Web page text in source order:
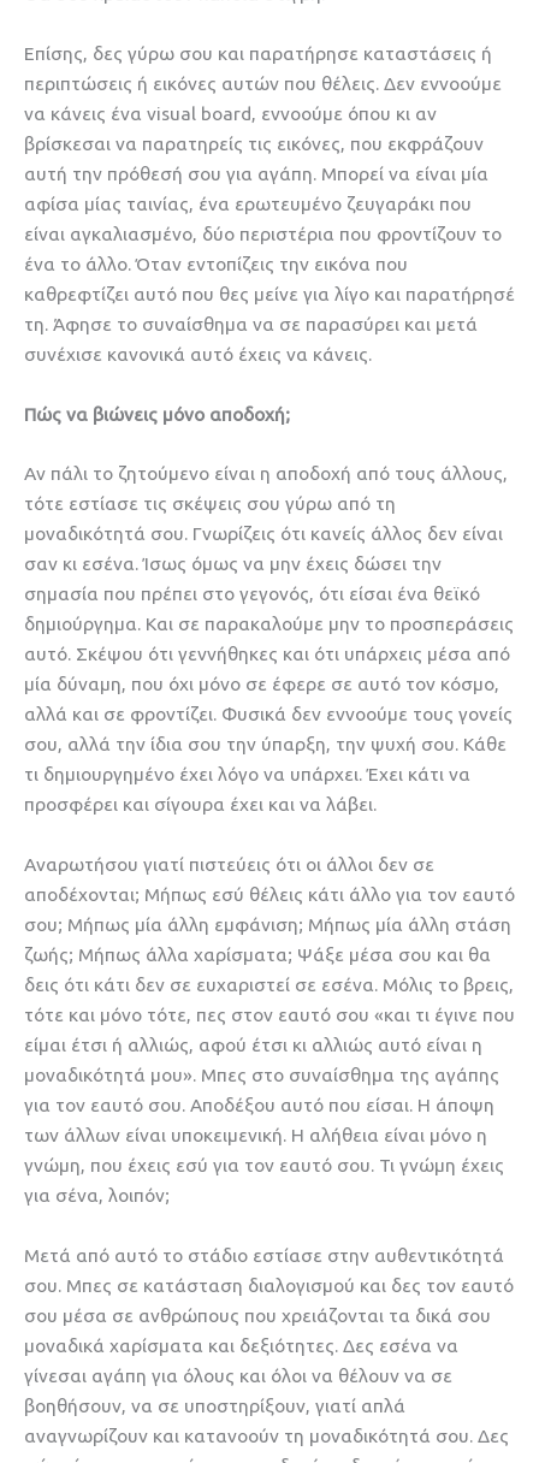
Επίσης, δες γύρω σου και παρατήρησε καταστάσεις ή
περιπτώσεις ή εικόνες αυτών που θέλεις. Δεν εννοούμε
να κάνεις ένα visual board, εννοούμε όπου κι αν
βρίσκεσαι να παρατηρείς τις εικόνες, που εκφράζουν
αυτή την πρόθεσή σου για αγάπη. Μπορεί να είναι μία
αφίσα μίας ταινίας, ένα ερωτευμένο ζευγαράκι που
είναι αγκαλιασμένο, δύο περιστέρια που φροντίζουν το
ένα το άλλο. Όταν εντοπίζεις την εικόνα που
καθρεφτίζει αυτό που θες μείνε για λίγο και παρατήρησέ
τη. Άφησε το συναίσθημα να σε παρασύρει και μετά
συνέχισε κανονικά αυτό έχεις να κάνεις.
Πώς να βιώνεις μόνο αποδοχή;
Αν πάλι το ζητούμενο είναι η αποδοχή από τους άλλους,
τότε εστίασε τις σκέψεις σου γύρω από τη
μοναδικότητά σου. Γνωρίζεις ότι κανείς άλλος δεν είναι
σαν κι εσένα. Ίσως όμως να μην έχεις δώσει την
σημασία που πρέπει στο γεγονός, ότι είσαι ένα θεϊκό
δημιούργημα. Και σε παρακαλούμε μην το προσπεράσεις
αυτό. Σκέψου ότι γεννήθηκες και ότι υπάρχεις μέσα από
μία δύναμη, που όχι μόνο σε έφερε σε αυτό τον κόσμο,
αλλά και σε φροντίζει. Φυσικά δεν εννοούμε τους γονείς
σου, αλλά την ίδια σου την ύπαρξη, την ψυχή σου. Κάθε
τι δημιουργημένο έχει λόγο να υπάρχει. Έχει κάτι να
προσφέρει και σίγουρα έχει και να λάβει.
Αναρωτήσου γιατί πιστεύεις ότι οι άλλοι δεν σε
αποδέχονται; Μήπως εσύ θέλεις κάτι άλλο για τον εαυτό
σου; Μήπως μία άλλη εμφάνιση; Μήπως μία άλλη στάση
ζωής; Μήπως άλλα χαρίσματα; Ψάξε μέσα σου και θα
δεις ότι κάτι δεν σε ευχαριστεί σε εσένα. Μόλις το βρεις,
τότε και μόνο τότε, πες στον εαυτό σου «και τι έγινε που
είμαι έτσι ή αλλιώς, αφού έτσι κι αλλιώς αυτό είναι η
μοναδικότητά μου». Μπες στο συναίσθημα της αγάπης
για τον εαυτό σου. Αποδέξου αυτό που είσαι. Η άποψη
των άλλων είναι υποκειμενική. Η αλήθεια είναι μόνο η
γνώμη, που έχεις εσύ για τον εαυτό σου. Τι γνώμη έχεις
για σένα, λοιπόν;
Μετά από αυτό το στάδιο εστίασε στην αυθεντικότητά
σου. Μπες σε κατάσταση διαλογισμού και δες τον εαυτό
σου μέσα σε ανθρώπους που χρειάζονται τα δικά σου
μοναδικά χαρίσματα και δεξιότητες. Δες εσένα να
γίνεσαι αγάπη για όλους και όλοι να θέλουν να σε
βοηθήσουν, να σε υποστηρίξουν, γιατί απλά
αναγνωρίζουν και κατανοούν τη μοναδικότητά σου. Δες